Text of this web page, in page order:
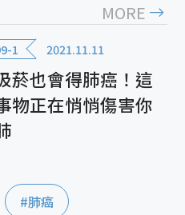
MORE
1 2021.11.11
菸也會得肺癌！這
物正在悄悄傷害你
#肺癌